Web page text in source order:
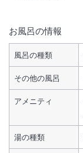
お風呂の情報
風呂の種類
その他の風呂
アメニティ
湯の種類